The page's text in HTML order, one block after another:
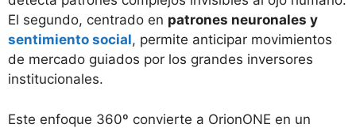
El segundo, centrado en patrones neuronales y
sentimiento social, permite anticipar movimientos
de mercado guiados por los grandes inversores
institucionales.
Este enfoque 360º convierte a OrionONE en un